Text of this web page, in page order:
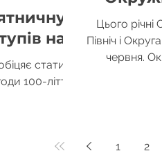
на
2025
стати
100-ліття
Цього річні
Північ і
червня. Округа Північ
1 2